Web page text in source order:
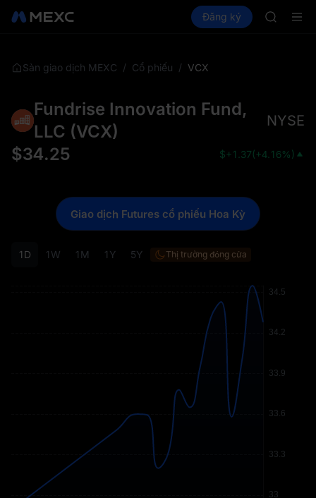
Thị trường Spot Futures SPCX
Đăng ký
SKYAI
SPCX
Sàn giao dịch MEXC / Cổ phiếu / VCX
Fundrise Innovation Fund,
LLC (VCX)
NYSE
$34.25 $+1.37(+4.16%)
1D 1W 1M 1Y 5Y Thị trường đóng cửa
Giao dịch Futures cổ phiếu Hoa Kỳ